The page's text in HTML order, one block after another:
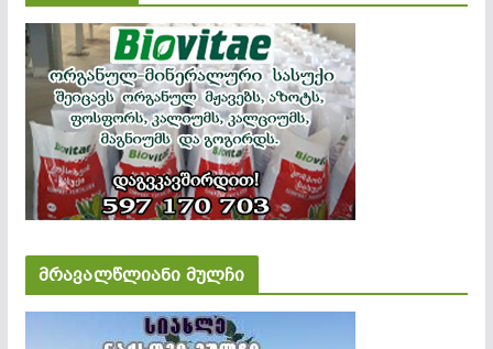
მრავალწლიანი მულჩი